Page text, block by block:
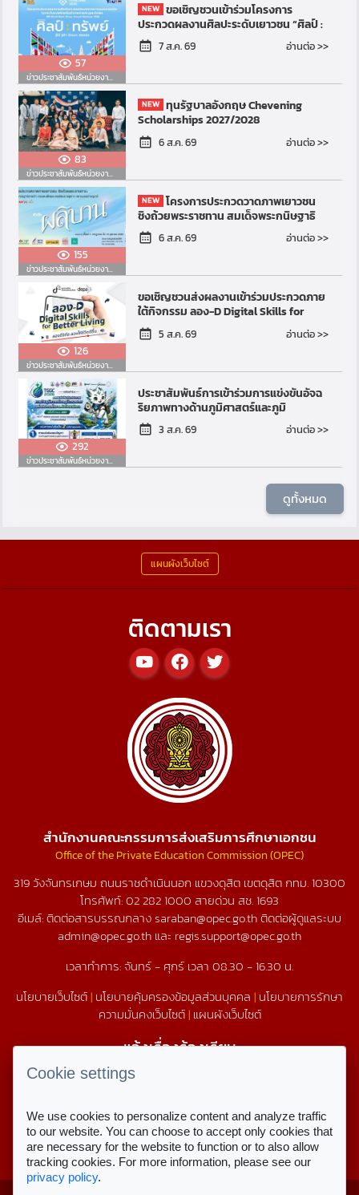
57
ข่าวประชาสัมพันธ์หน่วยงานอื่น
ขอเชิญชวนเข้าร่วมโครงการ
ประกวดผลงานศิลปะระดับเยาวชน “ศิลป์ :
ทรัพย์” รู้ใช้ รู้ค่า พัฒนา ต่อยอด (Art for
Resilient Futur...
7 ส.ค. 69 อ่านต่อ >>
83
ข่าวประชาสัมพันธ์หน่วยงานอื่น
ทุนรัฐบาลอังกฤษ Chevening
Scholarships 2027/2028
6 ส.ค. 69 อ่านต่อ >>
155
ข่าวประชาสัมพันธ์หน่วยงานอื่น
โครงการประกวดวาดภาพเยาวชน
ชิงถ้วยพระราชทาน สมเด็จพระกนิษฐาธิ
ราชเจ้า กรมสมเด็จพระเทพรัตนราชสุดาฯ
สยามบรมราชกุมารี ฮอร์ส อ...
6 ส.ค. 69 อ่านต่อ >>
126
ข่าวประชาสัมพันธ์หน่วยงานอื่น
ขอเชิญชวนส่งผลงานเข้าร่วมประกวดภาย
ใต้กิจกรรม ลอง-D Digital Skills for
Better Living
5 ส.ค. 69 อ่านต่อ >>
292
ข่าวประชาสัมพันธ์หน่วยงานอื่น
ประชาสัมพันธ์การเข้าร่วมการแข่งขันอัจฉ
ริยภาพทางด้านภูมิศาสตร์และภูมิ
สารสนเทศแห่งประเทศไทย ระดับ
มัธยมศึกษา ครั้งที่ 3 พ.ศ...
3 ส.ค. 69 อ่านต่อ >>
ดูทั้งหมด
แผนผังเว็บไซต์
ติดตามเรา
สำนักงานคณะกรรมการส่งเสริมการศึกษาเอกชน
Office of the Private Education Commission (OPEC)
319 วังจันทรเกษม ถนนราชดำเนินนอก แขวงดุสิต เขตดุสิต กทม. 10300
โทรศัพท์:02 282 1000 สายด่วน สช.1693
อีเมล์: ติดต่อสารบรรณกลาง saraban@opec.go.th ติดต่อผู้ดูแลระบบ
admin@opec.go.th และ regis.support@opec.go.th
เวลาทำการ: จันทร์ - ศุกร์ เวลา 08.30 - 16.30 น.
นโยบายเว็บไซต์| นโยบายคุ้มครองข้อมูลส่วนบุคคล | นโยบายการรักษา
ความมั่นคงเว็บไซต์| แผนผังเว็บไซต์
แจ้งเรื่องร้องเรียน
1579
สถิติการใช้งานเว็บไซต์
สถิติการเข้าชม
Cookie settings
We use cookies to personalize content and analyze traffic
to our website. You can choose to accept only cookies that
are necessary for the website to function or to also allow
tracking cookies. For more information, please see our
privacy policy.